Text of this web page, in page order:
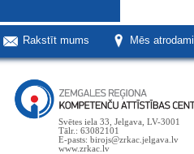
Rakstīt mums Mēs
Svētes iela 33, Jelgava, LV-3001
Tālr.: 63082101
E-pasts: birojs@zrkac.jelgava.lv
www.zrkac.lv